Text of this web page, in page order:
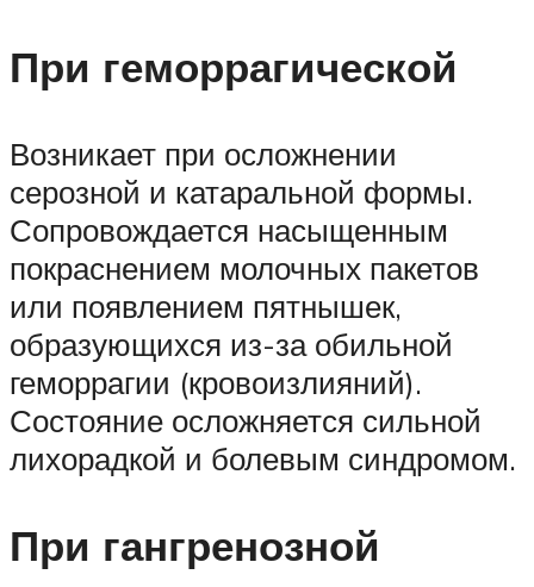
При геморрагической
Возникает при осложнении
серозной и катаральной формы.
Сопровождается насыщенным
покраснением молочных пакетов
или появлением пятнышек,
образующихся из-за обильной
геморрагии (кровоизлияний).
Состояние осложняется сильной
лихорадкой и болевым синдромом.
При гангренозной